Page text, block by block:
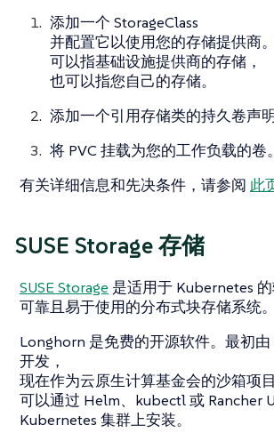
添加一个 StorageClass
并配置它以使用您的存储提供商
可以指基础设施提供商的存储，
也可以指您自己的存储。
添加一个引用存储类的持久卷声明
将 PVC 挂载为您的工作负载的卷。
有关详细信息和先决条件，请参阅 此
SUSE Storage 存储
SUSE Storage 是适用于 Kubernetes 的
可靠且易于使用的分布式块存储系统。
Longhorn 是免费的开源软件。最初由
开发，
现在作为云原生计算基金会的沙箱项目
可以通过 Helm、kubectl 或 Rancher
Kubernetes 集群上安装。